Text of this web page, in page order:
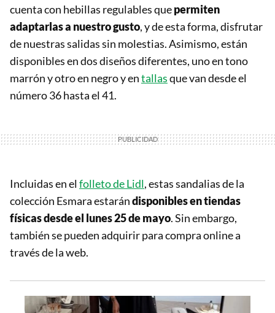
cuenta con hebillas regulables quepermiten
adaptarlas a nuestro gusto, y de esta forma, disfrutar
de nuestras salidas sin molestias. Asimismo, están
disponibles en dos diseños diferentes, uno en tono
marrón y otro en negro y entallasque van desde el
número 36 hasta el 41.
Incluidas en el folleto de Lidl, estas sandalias de la
colección Esmara estarándisponibles en tiendas
físicas desde el lunes 25 de mayo. Sin embargo,
también se pueden adquirir para compra online a
través de la web.